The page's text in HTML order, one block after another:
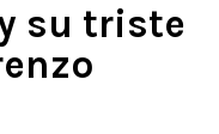
su triste